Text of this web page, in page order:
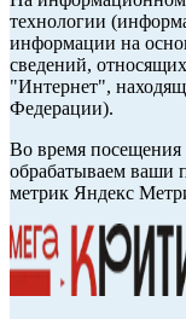
технологии
информации на
сведений,
"Интернет",
Федерации).
Во время посещения
обрабатываем ваши
метрик Яндекс